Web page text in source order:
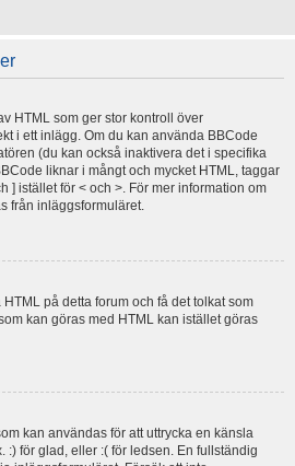
HTML som ger stor kontroll över
i ett inlägg. Om du kan använda BBCode
(du kan också inaktivera det i specifika
liknar i mångt och mycket HTML, taggar
] istället för < och >. För mer information om
från inläggsformuläret.
på detta forum och få det tolkat som
kan göras med HTML kan istället göras
kan användas för att uttrycka en känsla
:) för glad, eller :( för ledsen. En fullständig